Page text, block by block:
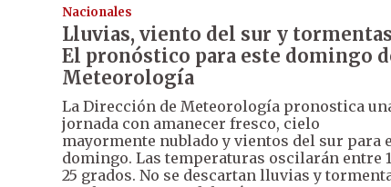
Nacionales
Lluvias, viento del sur y
El pronóstico para este domingo
Meteorología
La Dirección de Meteorología pronostica
jornada con amanecer fresco, cielo
mayormente nublado y vientos del sur para
domingo. Las temperaturas oscilarán entre
25 grados. No se descartan lluvias y